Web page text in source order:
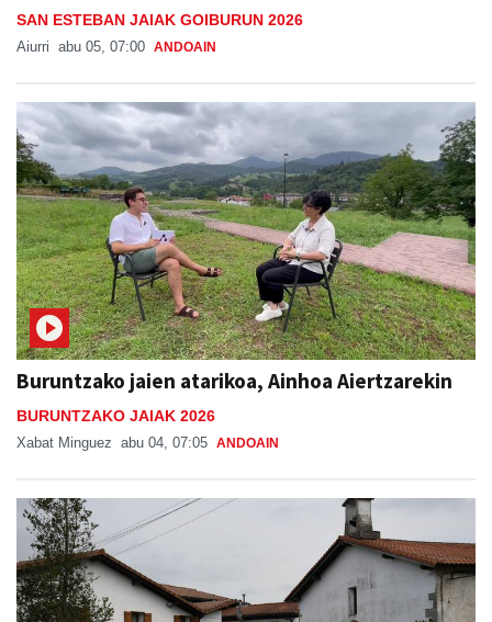
SAN ESTEBAN JAIAK GOIBURUN 2026
Aiurri abu 05, 07:00 ANDOAIN
Buruntzako jaien atarikoa, Ainhoa Aiertzarekin
BURUNTZAKO JAIAK 2026
Xabat Minguez abu 04, 07:05 ANDOAIN